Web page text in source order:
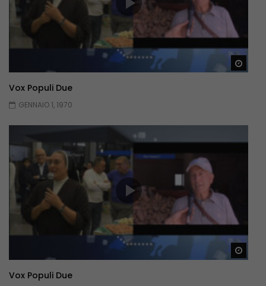
Vox Populi Due
GENNAIO 1, 1970
Vox Populi Due